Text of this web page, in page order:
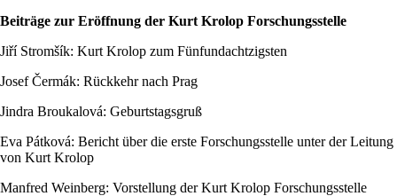
Beiträge zur Eröffnung der Kurt Krolop Forschungsstelle
Jiří Stromšík: Kurt Krolop zum Fünfundachtzigsten
Josef Čermák: Rückkehr nach Prag
Jindra Broukalová: Geburtstagsgruß
Eva Pátková: Bericht über die erste Forschungsstelle unter der Leitung
von Kurt Krolop
Manfred Weinberg: Vorstellung der Kurt Krolop Forschungsstelle